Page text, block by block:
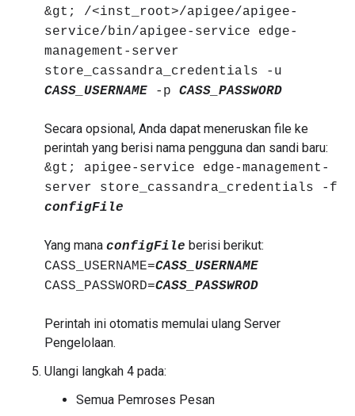
&gt; /<inst_root>/apigee/apigee-
service/bin/apigee-service edge-
management-server
store_cassandra_credentials -u
CASS_USERNAME -p CASS_PASSWORD
Secara opsional, Anda dapat meneruskan file ke
perintah yang berisi nama pengguna dan sandi baru:
&gt; apigee-service edge-management-
server store_cassandra_credentials -f
configFile
Yang mana configFile berisi berikut:
CASS_USERNAME=CASS_USERNAME
CASS_PASSWORD=CASS_PASSWROD
Perintah ini otomatis memulai ulang Server
Pengelolaan.
Ulangi langkah 4 pada:
Semua Pemroses Pesan